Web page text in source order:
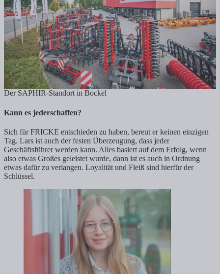
Der SAPHIR-Standort in Bockel
Kann es jederschaffen?
Sich für FRICKE entschieden zu haben, bereut er keinen einzigen
Tag. Lars ist auch der festen Überzeugung, dass jeder
Geschäftsführer werden kann. Alles basiert auf dem Erfolg, wenn
also etwas Großes geleistet wurde, dann ist es auch in Ordnung
etwas dafür zu verlangen. Loyalität und Fleiß sind hierfür der
Schlüssel.